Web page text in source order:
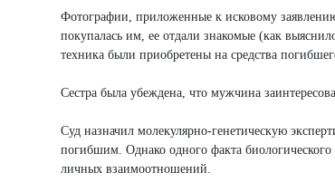
Фотографии, приложенные к исковому
покупалась им, ее отдали знакомые (как
техника были приобретены на средства
Сестра была убеждена, что мужчина
Суд назначил молекулярно-генетическую
погибшим. Однако одного факта биологического
личных взаимоотношений.